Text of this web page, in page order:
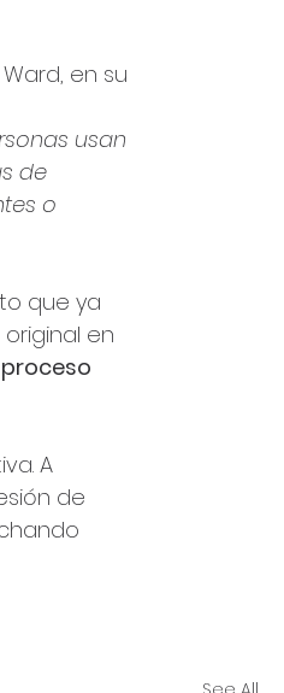
en su
usan
de
o
que ya
en
A
de